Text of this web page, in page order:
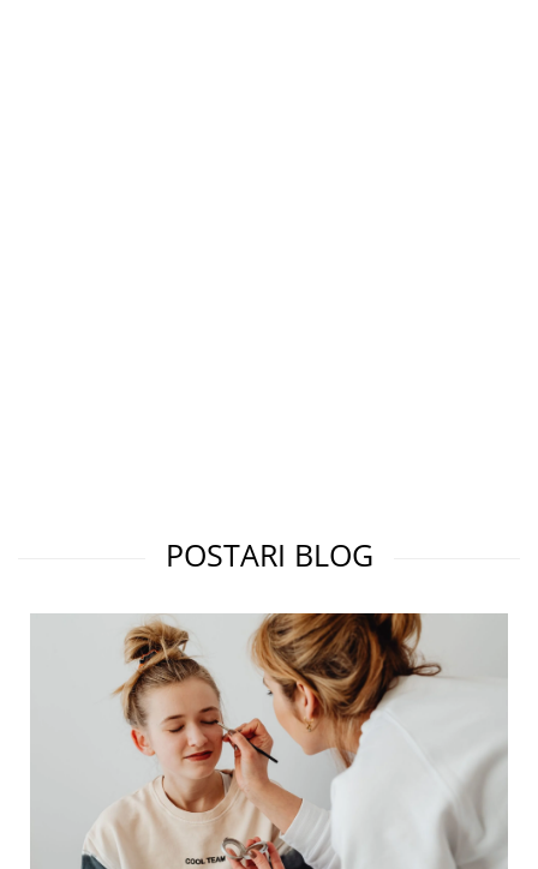
POSTARI BLOG